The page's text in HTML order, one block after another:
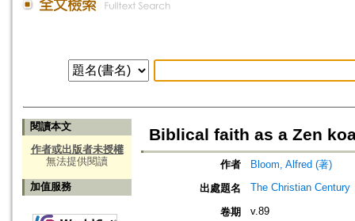
閱讀本文
作者或出版者未授權
無法提供閱讀
加值服務
Biblical faith as a Zen
作者
Bloom, Alfred (著)
出處題名
The Christian Century
卷期 v.89